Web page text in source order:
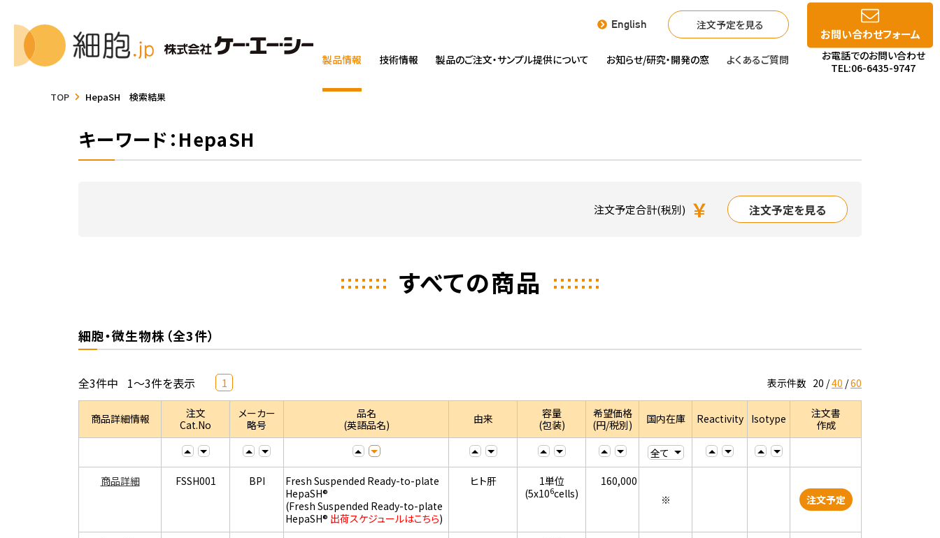
English 注文予定を見る
製品情報 技術情報 製品のご注文・サンプル提供について お知らせ/研究・開発の窓 よくあるご質問
お問い合わせフォーム
お電話でのお問い合わせ
TEL:06-6435-9747
TOP HepaSH 検索結果
キーワード：HepaSH
注文予定合計(税別) ￥ 注文予定を見る
すべての商品
細胞・微生物株（全3件）
全3件中 1～3件を表示 1 表示件数 20 40 60
商品詳細情報
注文
Cat.No
メーカー
略号
品名
(英語品名)
由来
容量
(包装)
希望価格
(円/税別)
国内在庫 Reactivity Isotype
注文書
作成
商品詳細 FSSH001 BPI
Fresh Suspended Ready-to-plate
HepaSH®
(Fresh Suspended Ready-to-plate
HepaSH® 出荷スケジュールはこちら)
ヒト肝
1単位
(5x106cells)
160,000
※
注文予定